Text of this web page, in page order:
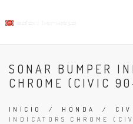
SONAR BUMPER
CHROME (CIVIC
INÍCIO / HONDA /
INDICATORS CHROME